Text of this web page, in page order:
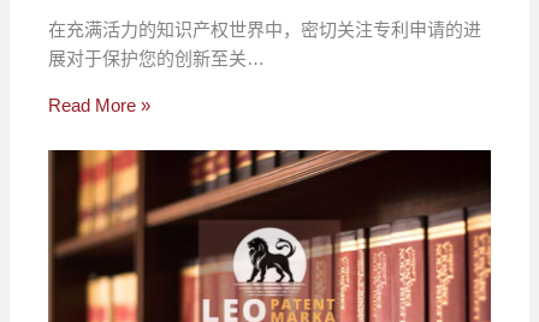
在充满活力的知识产权世界中，密切关注专利申请的进
展对于保护您的创新至关…
Read More »